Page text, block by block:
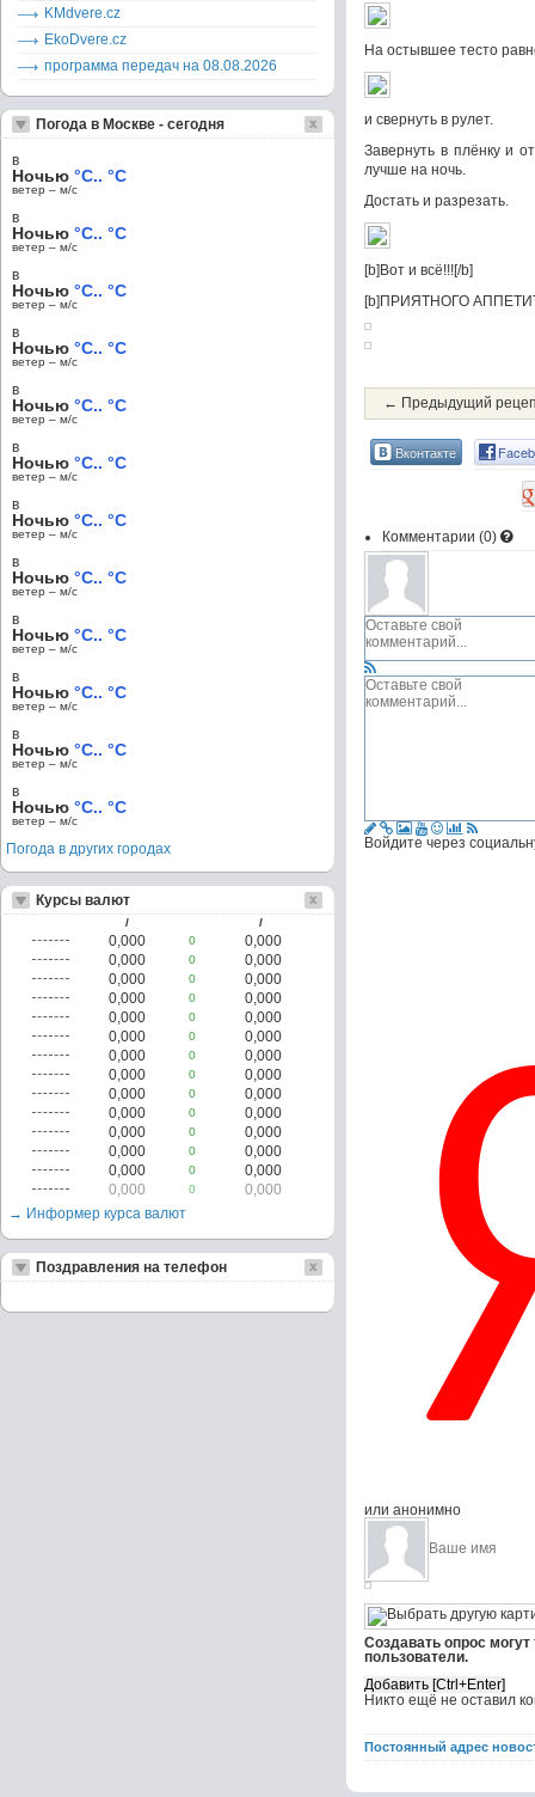
На остывшее тесто
и свернуть в рулет.
Завернуть в плёнку и
лучше на ночь.
Достать и разрезать.
[b]Вот и всё!!![/b]
[b]ПРИЯТНОГО
← Предыдущий
Вконтакте
Комментарии (0)
Войдите через
или анонимно
Создавать опрос
пользователи.
Никто ещё не оставил
Постоянный адрес
KMdvere.cz
EkoDvere.cz
программа передач на 08.08.2026
Погода в Москве - сегодня
в
Ночью °C.. °C
ветер – м/c
в
Ночью °C.. °C
ветер – м/c
в
Ночью °C.. °C
ветер – м/c
в
Ночью °C.. °C
ветер – м/c
в
Ночью °C.. °C
ветер – м/c
в
Ночью °C.. °C
ветер – м/c
в
Ночью °C.. °C
ветер – м/c
в
Ночью °C.. °C
ветер – м/c
в
Ночью °C.. °C
ветер – м/c
в
Ночью °C.. °C
ветер – м/c
в
Ночью °C.. °C
ветер – м/c
в
Ночью °C.. °C
ветер – м/c
Погода в других городах
Курсы валют
/ /
0,000 0
0,000
0,000
0
0,000
0,000
0
0,000
0,000
0
0,000
0,000
0
0,000
0,000
0
0,000
0,000
0
0,000
0,000
0
0,000
0,000
0
0,000
0,000
0
0,000
0,000
0
0,000
0,000
0
0,000
0,000
0
0,000
0,000
0
0,000
→ Информер курса валют
Поздравления на телефон